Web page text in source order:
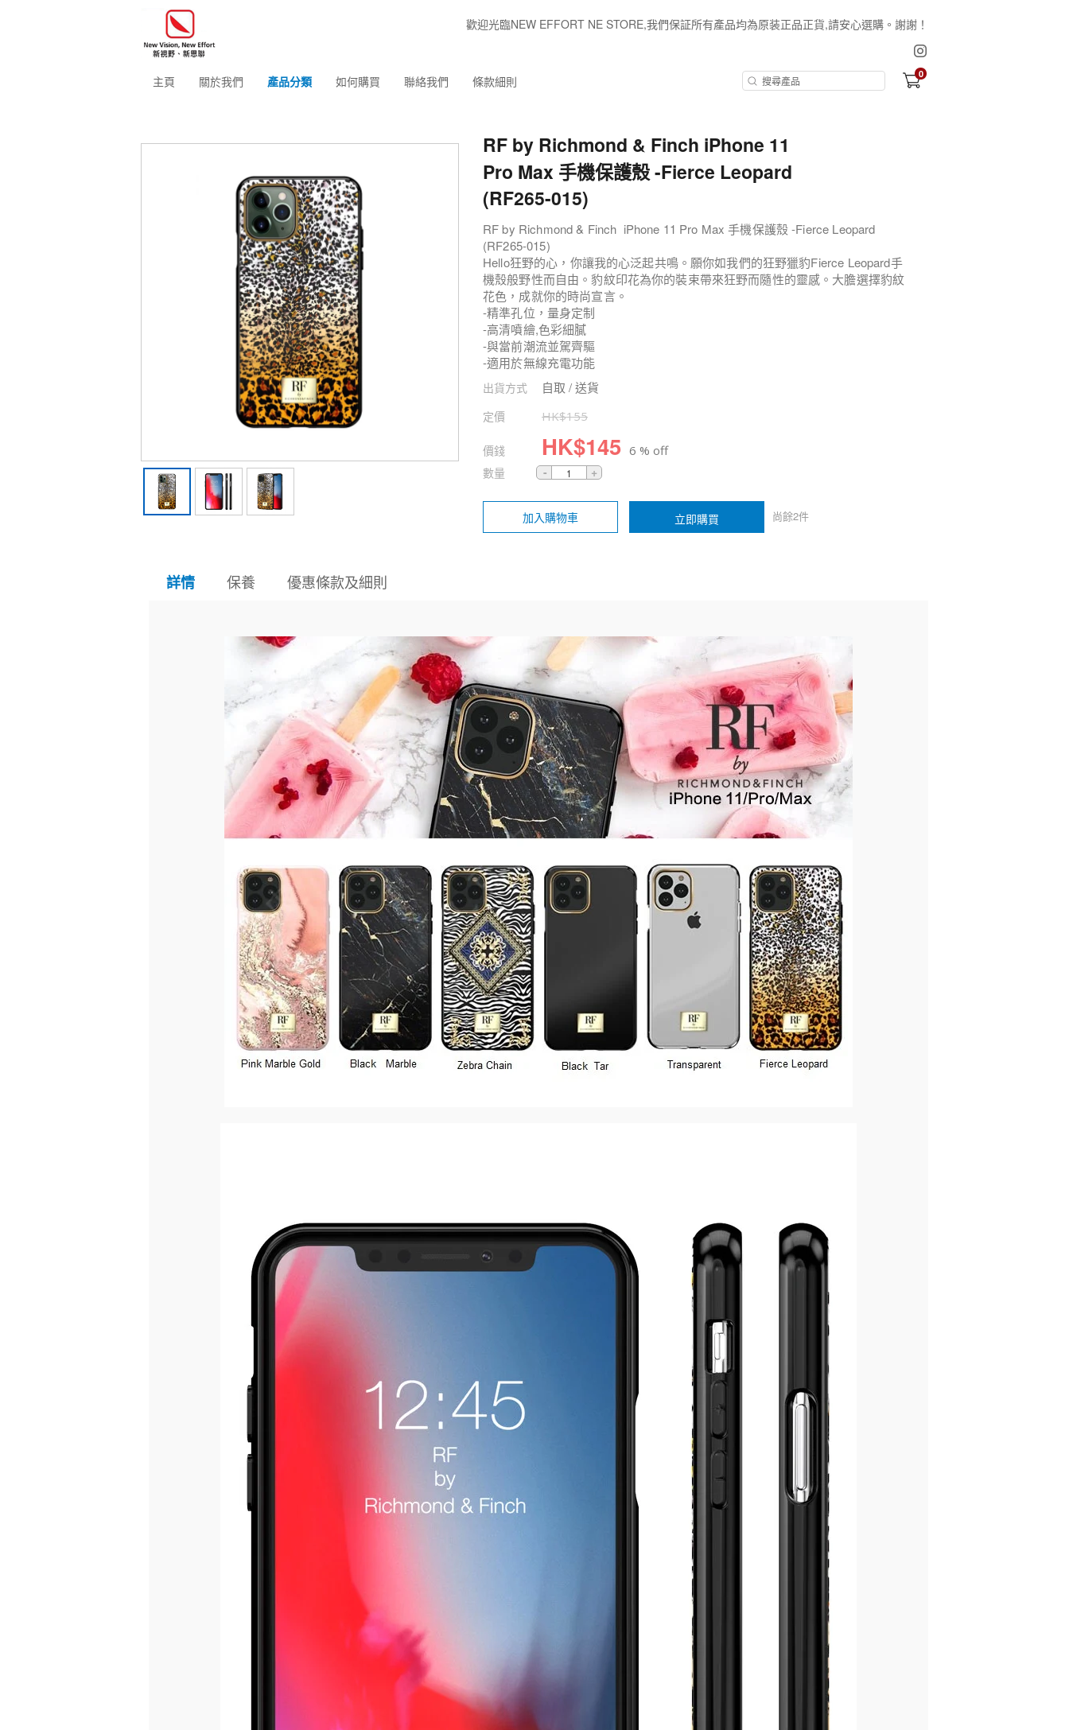
歡迎光臨NEW EFFORT NE STORE,我們保証所有產品均為原装正品正貨,請安心選購。謝謝！
主頁 關於我們 產品分類 如何購買 聯絡我們 條款細則 0
RF by Richmond & Finch iPhone 11
Pro Max 手機保護殼 -Fierce Leopard
(RF265-015)
RF by Richmond & Finch iPhone 11 Pro Max 手機保護殼 -Fierce Leopard
(RF265-015)
Hello狂野的心，你讓我的心泛起共鳴。願你如我們的狂野獵豹Fierce Leopard手
機殼般野性而自由。豹紋印花為你的裝束帶來狂野而隨性的靈感。大膽選擇豹紋
花色，成就你的時尚宣言。
-精準孔位，量身定制
-高清噴繪,色彩細膩
-與當前潮流並駕齊驅
-適用於無線充電功能
出貨方式 自取 / 送貨
定價 HK$155
價錢 HK$145 6 % off
數量
加入購物車 立即購買 尚餘2件
詳情 保養 優惠條款及細則